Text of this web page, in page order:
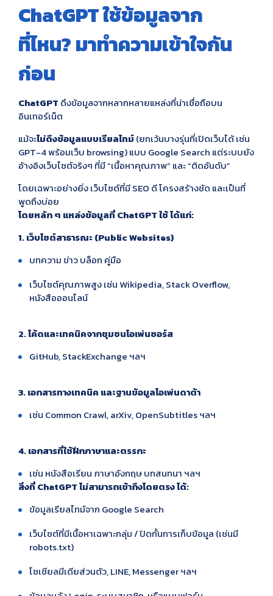
ChatGPT ใช้ข้อมูลจาก
ที่ไหน? มาทำความเข้าใจกัน
ก่อน
ChatGPT ดึงข้อมูลจากหลากหลายแหล่งที่น่าเชื่อถือบน
อินเทอร์เน็ต
แม้จะไม่ดึงข้อมูลแบบเรียลไทม์(ยกเว้นบางรุ่นที่เปิดเว็บได้ เช่น
GPT-4 พร้อมเว็บ browsing) แบบ Google Search แต่ระบบยัง
อ้างอิงเว็บไซต์จริงๆ ที่มี “เนื้อหาคุณภาพ” และ “ติดอันดับ”
โดยเฉพาะอย่างยิ่ง เว็บไซต์ที่มี SEO ดี โครงสร้างชัด และเป็นที่
พูดถึงบ่อย
โดยหลัก ๆ แหล่งข้อมูลที่ ChatGPT ใช้ ได้แก่:
1. เว็บไซต์สาธารณะ (Public Websites)
บทความ ข่าว บล็อก คู่มือ
เว็บไซต์คุณภาพสูง เช่น Wikipedia, Stack Overflow,
หนังสือออนไลน์
2. โค้ดและเทคนิคจากชุมชนโอเพ่นซอร์ส
GitHub, StackExchange ฯลฯ
3. เอกสารทางเทคนิค และฐานข้อมูลโอเพ่นดาต้า
เช่น Common Crawl, arXiv, OpenSubtitles ฯลฯ
4. เอกสารที่ใช้ฝึกภาษาและตรรกะ
เช่น หนังสือเรียน ภาษาอังกฤษ บทสนทนา ฯลฯ
สิ่งที่ ChatGPT ไม่สามารถเข้าถึงโดยตรง ได้:
ข้อมูลเรียลไทม์จาก Google Search
เว็บไซต์ที่มีเนื้อหาเฉพาะกลุ่ม / ปิดกั้นการเก็บข้อมูล (เช่นมี
robots.txt)
โซเชียลมีเดียส่วนตัว, LINE, Messenger ฯลฯ